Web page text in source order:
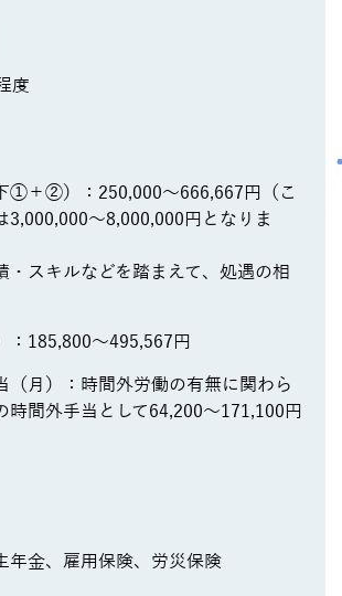
度
①＋②）：250,000～666,667円（こ
3,000,000～8,000,000円となりま
スキルなどを踏まえて、処遇の相
185,800～495,567円
月）：時間外労働の有無に関わら
時間外手当として64,200～171,100円
年金、雇用保険、労災保険